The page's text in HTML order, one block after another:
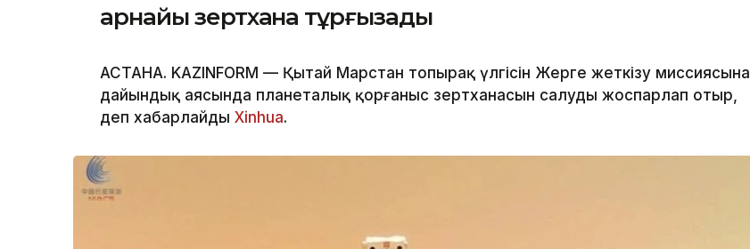
арнайы зертхана тұрғызады
АСТАНА. KAZINFORM — Қытай Марстан топырақ үлгісін Жерге жеткізу миссиясына
дайындық аясында планеталық қорғаныс зертханасын салуды жоспарлап отыр,
деп хабарлайды Xinhua.